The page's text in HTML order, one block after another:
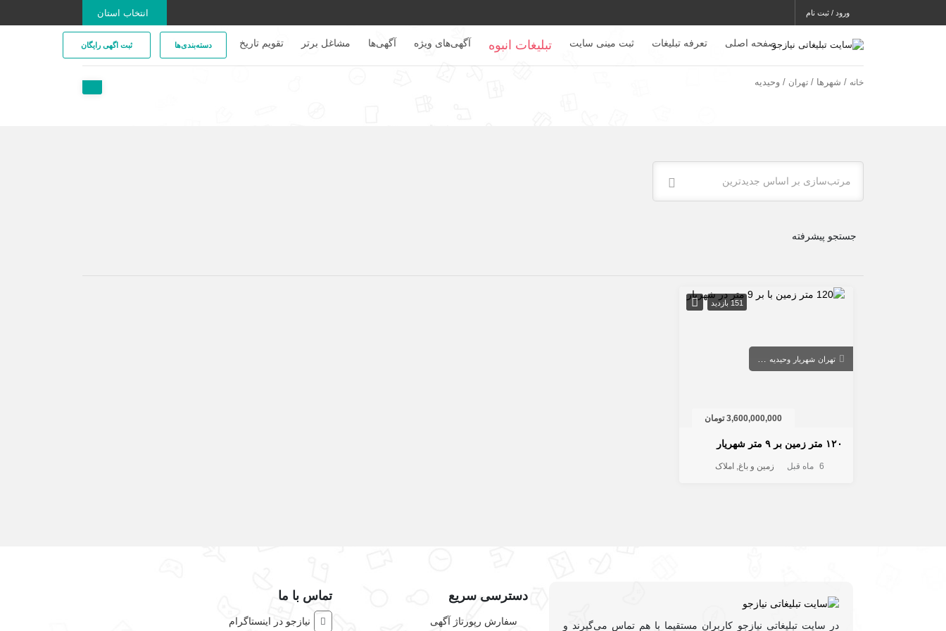
انتخاب استان ورود / ثبت نام
صفحه اصلی تعرفه تبلیغات ثبت مینی سایت تبلیغات انبوه آگهی‌های ویژه آگهی‌ها مشاغل برتر تقویم تاریخ دسته‌بندی‌ها ثبت اگهی رایگان
خانه / شهرها / تهران / وحیدیه
مرتب‌سازی بر اساس جدیدترین
جستجو پیشرفته
151 بازدید
تهران شهریار وحیدیه
3,600,000,000 تومان
۱۲۰ متر زمین بر ۹ متر شهریار
6 ماه قبل زمین و باغ املاک
در سایت تبلیغاتی نیازجو کاربران مستقیما با هم تماس می‌گیرند و
دسترسی سریع
سفارش رپورتاژ آگهی
تماس با ما
نیازجو در اینستاگرام